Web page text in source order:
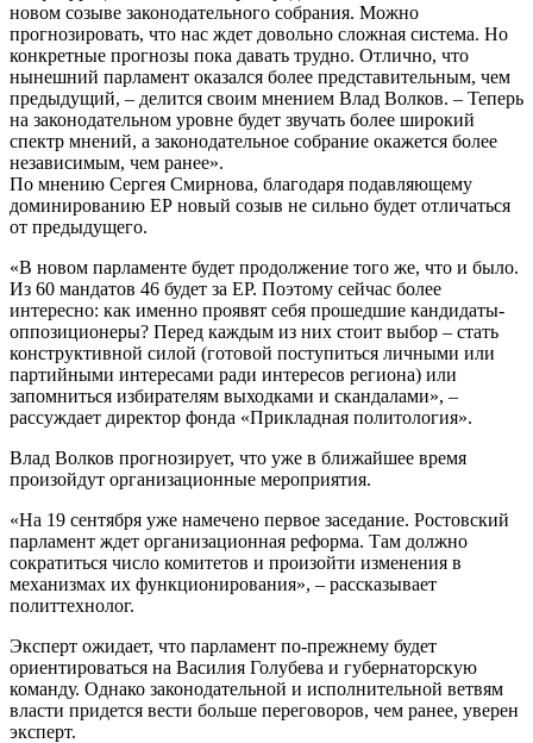
новом созыве законодательного собрания. Можно
прогнозировать, что нас ждет довольно сложная система. Но
конкретные прогнозы пока давать трудно. Отлично, что
нынешний парламент оказался более представительным, чем
предыдущий, – делится своим мнением Влад Волков. – Теперь
на законодательном уровне будет звучать более широкий
спектр мнений, а законодательное собрание окажется более
независимым, чем ранее».
По мнению Сергея Смирнова, благодаря подавляющему
доминированию ЕР новый созыв не сильно будет отличаться
от предыдущего.
«В новом парламенте будет продолжение того же, что и было.
Из 60 мандатов 46 будет за ЕР. Поэтому сейчас более
интересно: как именно проявят себя прошедшие кандидаты-
оппозиционеры? Перед каждым из них стоит выбор – стать
конструктивной силой (готовой поступиться личными или
партийными интересами ради интересов региона) или
запомниться избирателям выходками и скандалами», –
рассуждает директор фонда «Прикладная политология».
Влад Волков прогнозирует, что уже в ближайшее время
произойдут организационные мероприятия.
«На 19 сентября уже намечено первое заседание. Ростовский
парламент ждет организационная реформа. Там должно
сократиться число комитетов и произойти изменения в
механизмах их функционирования», – рассказывает
политтехнолог.
Эксперт ожидает, что парламент по-прежнему будет
ориентироваться на Василия Голубева и губернаторскую
команду. Однако законодательной и исполнительной ветвям
власти придется вести больше переговоров, чем ранее, уверен
эксперт.